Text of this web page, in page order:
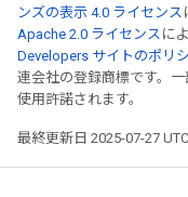
ンズの表示 4.0 ライセンス
Apache 2.0 ライセンス に
Developers サイトのポリ
連会社の登録商標です。
使用許諾されます。
最終更新日 2025-07-27 UTC